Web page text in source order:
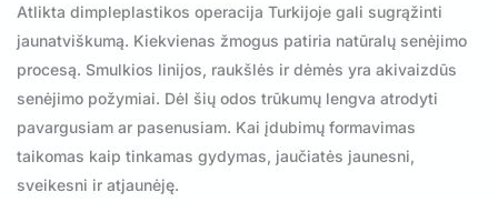
Atlikta dimpleplastikos operacija Turkijoje gali sugrąžinti
jaunatviškumą. Kiekvienas žmogus patiria natūralų senėjimo
procesą. Smulkios linijos, raukšlės ir dėmės yra akivaizdūs
senėjimo požymiai. Dėl šių odos trūkumų lengva atrodyti
pavargusiam ar pasenusiam. Kai įdubimų formavimas
taikomas kaip tinkamas gydymas, jaučiatės jaunesni,
sveikesni ir atjaunėję.